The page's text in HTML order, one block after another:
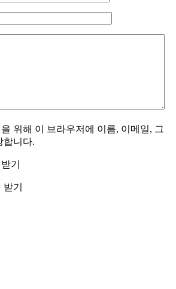
위해 이 브라우저에 이름, 이메일, 그
합니다.
기
기